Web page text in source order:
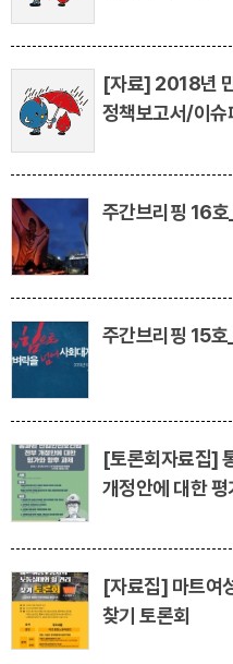
[자료] 2018년
정책보고서/이슈
주간브리핑 16
주간브리핑 15
[토론회자료집]
개정안에 대한 평
[자료집] 마트여
찾기 토론회